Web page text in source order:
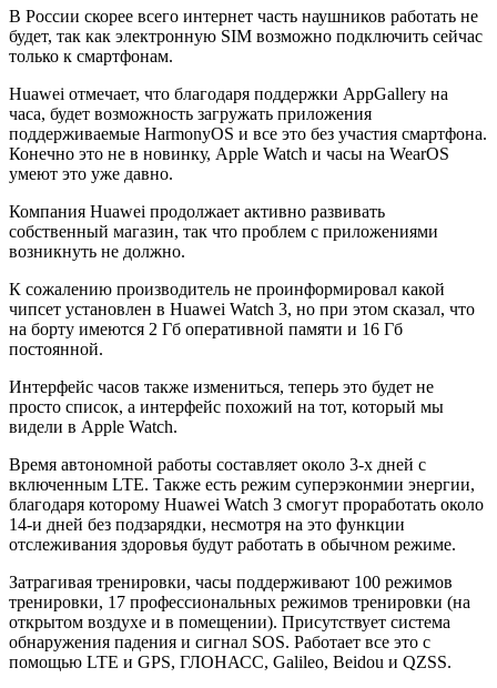
В России скорее всего интернет часть наушников работать не
будет, так как электронную SIM возможно подключить сейчас
только к смартфонам.
Huawei отмечает, что благодаря поддержки AppGallery на
часа, будет возможность загружать приложения
поддерживаемые HarmonyOS и все это без участия смартфона.
Конечно это не в новинку, Apple Watch и часы на WearOS
умеют это уже давно.
Компания Huawei продолжает активно развивать
собственный магазин, так что проблем с приложениями
возникнуть не должно.
К сожалению производитель не проинформировал какой
чипсет установлен в Huawei Watch 3, но при этом сказал, что
на борту имеются 2 Гб оперативной памяти и 16 Гб
постоянной.
Интерфейс часов также измениться, теперь это будет не
просто список, а интерфейс похожий на тот, который мы
видели в Apple Watch.
Время автономной работы составляет около 3-х дней с
включенным LTE. Также есть режим суперэконмии энергии,
благодаря которому Huawei Watch 3 смогут проработать около
14-и дней без подзарядки, несмотря на это функции
отслеживания здоровья будут работать в обычном режиме.
Затрагивая тренировки, часы поддерживают 100 режимов
тренировки, 17 профессиональных режимов тренировки (на
открытом воздухе и в помещении). Присутствует система
обнаружения падения и сигнал SOS. Работает все это с
помощью LTE и GPS, ГЛОНАСС, Galileo, Beidou и QZSS.